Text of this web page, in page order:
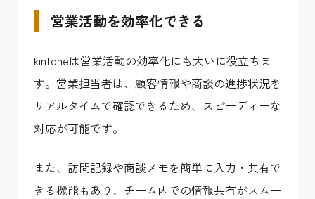
営業活動を効率化できる
kintoneは営業活動の効率化にも大いに役立ちま
す。営業担当者は、顧客情報や商談の進捗状況を
リアルタイムで確認できるため、スピーディーな
対応が可能です。
また、訪問記録や商談メモを簡単に入力・共有で
きる機能もあり、チーム内での情報共有がスムー